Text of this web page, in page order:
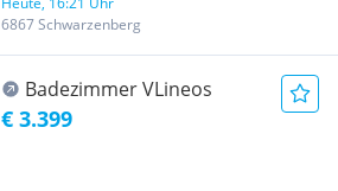
6867 Schwarzenberg
Badezimmer VLineos
€ 3.399